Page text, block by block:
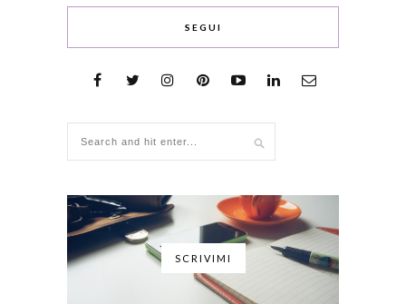
SEGUI
SCRIVIMI